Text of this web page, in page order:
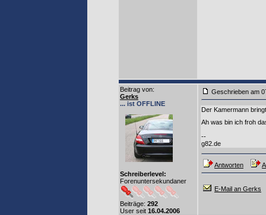
Beitrag von:
Gerks
... ist OFFLINE
Schreiberlevel:
Forenuntersekundaner
Beiträge: 292
User seit 16.04.2006
Geschrieben am
Der Kamermann
Ah was bin ich froh
--
g82.de
Antworten
E-Mail an Gerks